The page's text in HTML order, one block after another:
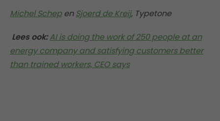
Michel SchepenSjoerd de Kreij, Typetone
Lees ook:AI is doing the work of 250 people at an
energy company and satisfying customers better
than trained workers, CEO says